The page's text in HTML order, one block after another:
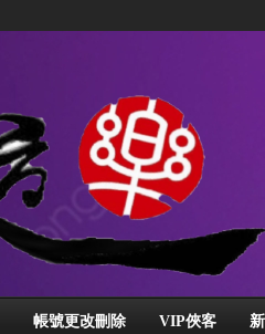
帳號更改刪除 VIP俠客